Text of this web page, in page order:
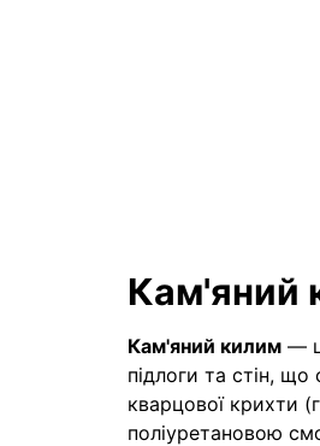
Кам'яний
Кам'яний килим —
підлоги та стін,
кварцової крихти
поліуретановою